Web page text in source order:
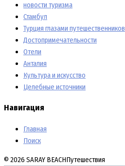
новости туризма
Стамбул
Турция глазами путешественников
Достопримечательности
Отели
Анталия
Культура и искусство
Целебные источники
Навигация
Главная
Поиск
© 2026 SARAY BEACHПутешествия